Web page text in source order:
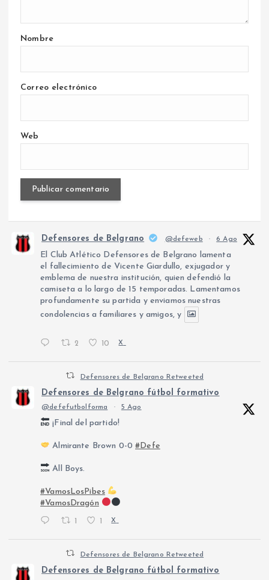
Nombre
Correo electrónico
Web
Defensores de Belgrano @defeweb · 6 Ago
El Club Atlético Defensores de Belgrano lamenta
el fallecimiento de Vicente Giardullo, exjugador y
emblema de nuestra institución, quien defendió la
camiseta a lo largo de 15 temporadas. Lamentamos
profundamente su partida y enviamos nuestras
condolencias a familiares y amigos, y
2 10 X
Defensores de Belgrano Retweeted
Defensores de Belgrano fútbol formativo
@defefutbolforma · 5 Ago
¡Final del partido!
Almirante Brown 0-0#Defe
All Boys.
#VamosLosPibes
#VamosDragón
1 1 X
Defensores de Belgrano Retweeted
Defensores de Belgrano fútbol formativo